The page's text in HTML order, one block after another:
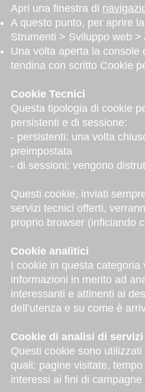
Apri una finestra di
A questo punto, per aprire
Strumenti > Sviluppo web >
Una volta aperta la console
tendina con scritto Cookie
Cookie Tecnici
Questa tipologia di cookie
persistenti e di sessione:
- persistenti: una volta
preimpostata
- di sessioni: vengono
Questi cookie, inviati
servizi tecnici offerti,
proprio browser (inficiando
Cookie analitici
I cookie in questa
informazioni in merito ad
interessanti e attinenti ai
dell’utenza e su come è
Cookie di analisi di
Questi cookie sono
quali: pagine visitate,
interessi ai fini di